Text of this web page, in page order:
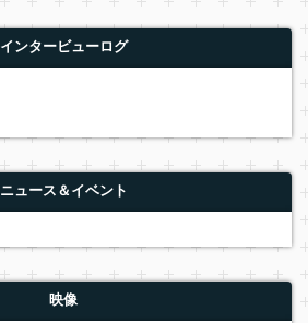
インタービューログ
ニュース＆イベント
映像